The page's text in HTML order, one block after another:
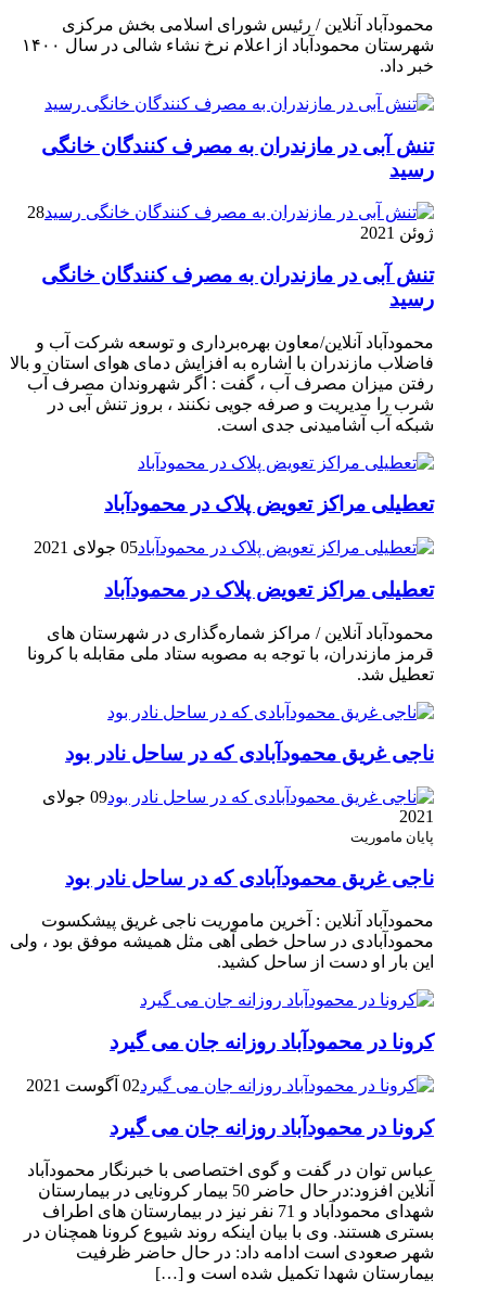
محمودآباد آنلاین / رئیس شورای اسلامی بخش مرکزی
شهرستان محمودآباد از اعلام نرخ نشاء شالی در سال ۱۴۰۰
خبر داد.
تنش آبی در مازندران به مصرف كنندگان خانگی
رسيد
28
ژوئن 2021
تنش آبی در مازندران به مصرف كنندگان خانگی
رسيد
محمودآباد آنلاین/معاون بهره‌برداری و توسعه شرکت آب و
فاضلاب مازندران با اشاره به افزایش دمای هوای استان و بالا
رفتن میزان مصرف آب ، گفت : اگر شهروندان مصرف آب
شرب را مدیریت و صرفه جویی نکنند ، بروز تنش آبی در
شبکه آب آشامیدنی جدی است.
تعطیلی مراکز تعویض پلاک در محمودآباد
05 جولای 2021
تعطیلی مراکز تعویض پلاک در محمودآباد
محمودآباد آنلاین / مراکز شماره‌گذاری در شهر‌ستان های
قرمز مازندران، با توجه به مصوبه ستاد ملی مقابله با کرونا
تعطیل شد.
ناجی غریق محمودآبادی که در ساحل نادر بود
09 جولای
2021
پایان ماموریت
ناجی غریق محمودآبادی که در ساحل نادر بود
محمودآباد آنلاین : آخرین ماموریت ناجی غریق پیشکسوت
محمودآبادی در ساحل خطی آهی مثل همیشه موفق بود ، ولی
این بار او دست از ساحل کشید.
کرونا در محمودآباد روزانه جان می گیرد
02 آگوست 2021
کرونا در محمودآباد روزانه جان می گیرد
عباس توان در گفت و گوی اختصاصی با خبرنگار محمودآباد
آنلاین افزود:در حال حاضر 50 بیمار کرونایی در بیمارستان
شهدای محمودآباد و 71 نفر نیز در بیمارستان های اطراف
بستری هستند. وی با بیان اینکه روند شیوع کرونا همچنان در
شهر صعودی است ادامه داد: در حال حاضر ظرفیت
بیمارستان شهدا تکمیل شده است و […]